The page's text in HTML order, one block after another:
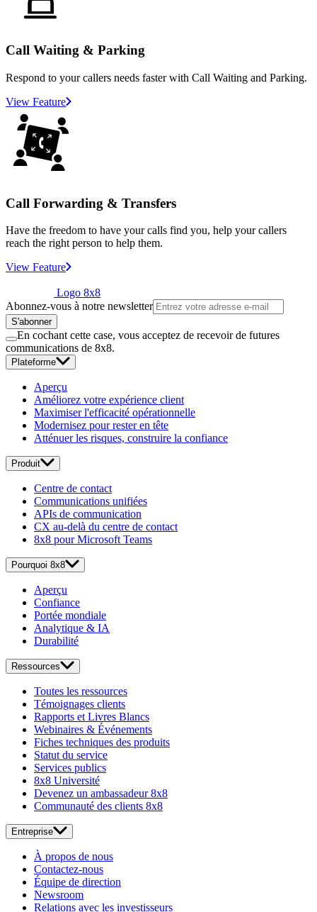
Call Waiting & Parking
Respond to your callers needs faster with Call Waiting and Parking.
View Feature
Call Forwarding & Transfers
Have the freedom to have your calls find you, help your callers
reach the right person to help them.
View Feature
Logo 8x8
Abonnez-vous à notre newsletter
S'abonner
En cochant cette case, vous acceptez de recevoir de futures
communications de 8x8.
Plateforme
Aperçu
Améliorez votre expérience client
Maximiser l'efficacité opérationnelle
Modernisez pour rester en tête
Atténuer les risques, construire la confiance
Produit
Centre de contact
Communications unifiées
APIs de communication
CX au-delà du centre de contact
8x8 pour Microsoft Teams
Pourquoi 8x8
Aperçu
Confiance
Portée mondiale
Analytique & IA
Durabilité
Ressources
Toutes les ressources
Témoignages clients
Rapports et Livres Blancs
Webinaires & Événements
Fiches techniques des produits
Statut du service
Services publics
8x8 Université
Devenez un ambassadeur 8x8
Communauté des clients 8x8
Entreprise
À propos de nous
Contactez-nous
Équipe de direction
Newsroom
Relations avec les investisseurs